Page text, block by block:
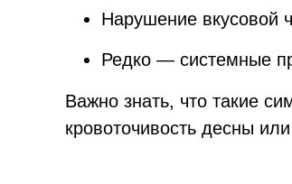
Нарушение вкусовой
Редко — системные
Важно знать, что такие
кровоточивость десны